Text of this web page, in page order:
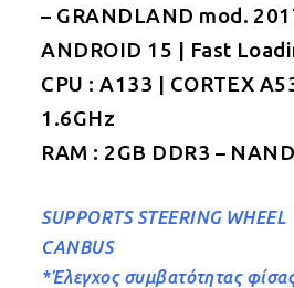
€229.00.
– GRANDLAND mod.
ANDROID 15 | Fast
CPU : A133 | CORTEX
1.6GHz
RAM : 2GB DDR3 –
SUPPORTS STEERING
CANBUS
*Έλεγχος συμβατότητας